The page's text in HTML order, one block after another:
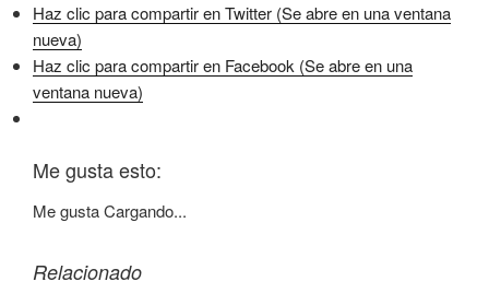
Haz clic para compartir en Twitter (Se abre en una ventana
nueva)
Haz clic para compartir en Facebook (Se abre en una
ventana nueva)
Me gusta esto:
Me gustaCargando...
Relacionado